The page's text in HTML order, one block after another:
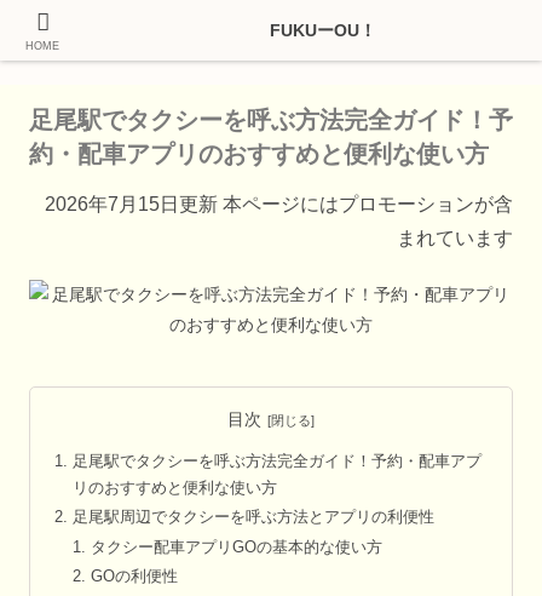
ホーム
足尾駅でタクシーを呼ぶ方法完全ガイド！予
約・配車アプリのおすすめと便利な使い方
2026年7月15日更新 本ページにはプロモーションが含
まれています
目次
足尾駅でタクシーを呼ぶ方法完全ガイド！予約・配車アプ
リのおすすめと便利な使い方
足尾駅周辺でタクシーを呼ぶ方法とアプリの利便性
タクシー配車アプリGOの基本的な使い方
GOの利便性
HOME